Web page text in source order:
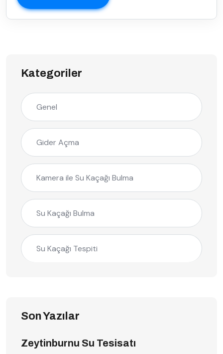
Kategoriler
Genel
Gider Açma
Kamera ile Su Kaçağı Bulma
Su Kaçağı Bulma
Su Kaçağı Tespiti
Son Yazılar
Zeytinburnu Su Tesisatı